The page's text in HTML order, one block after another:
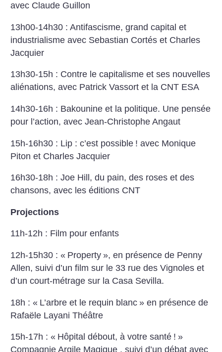
avec Claude Guillon
13h00-14h30 : Antifascisme, grand capital et
industrialisme avec Sebastian Cortés et Charles
Jacquier
13h30-15h : Contre le capitalisme et ses nouvelles
aliénations, avec Patrick Vassort et la CNT ESA
14h30-16h : Bakounine et la politique. Une pensée
pour l’action, avec Jean-Christophe Angaut
15h-16h30 : Lip : c’est possible ! avec Monique
Piton et Charles Jacquier
16h30-18h : Joe Hill, du pain, des roses et des
chansons, avec les éditions CNT
Projections
11h-12h : Film pour enfants
12h-15h30 : « Property », en présence de Penny
Allen, suivi d’un film sur le 33 rue des Vignoles et
d’un court-métrage sur la Casa Sevilla.
18h : « L’arbre et le requin blanc » en présence de
Rafaële Layani Théâtre
15h-17h : « Hôpital débout, à votre santé ! »
Compagnie Argile Magique , suivi d’un débat avec